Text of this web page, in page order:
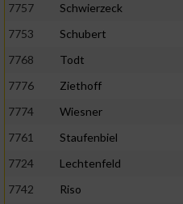
7757
Schwierzeck
7753
Schubert
7768
Todt
7776
Ziethoff
7774
Wiesner
7761
Staufenbiel
7724
Lechtenfeld
7742
Riso